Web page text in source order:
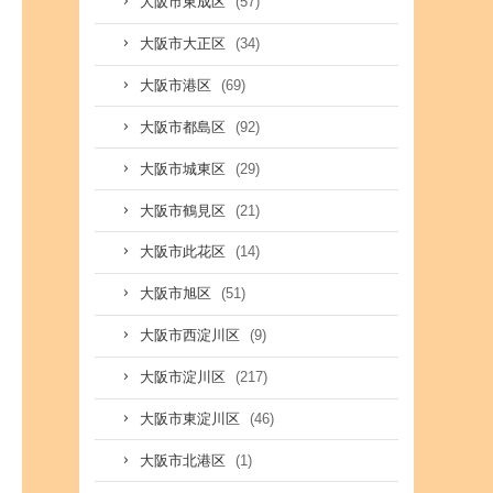
大阪市大正区 (34)
大阪市港区 (69)
大阪市都島区 (92)
大阪市城東区 (29)
大阪市鶴見区 (21)
大阪市此花区 (14)
大阪市旭区 (51)
大阪市西淀川区 (9)
大阪市淀川区 (217)
大阪市東淀川区 (46)
大阪市北港区 (1)